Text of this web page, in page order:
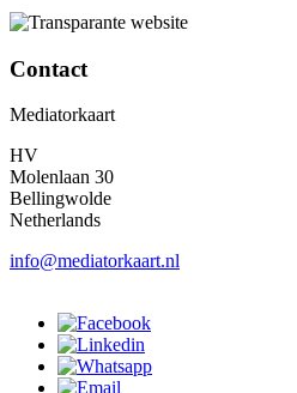
Contact
Mediatorkaart
HV
Molenlaan 30
Bellingwolde
Netherlands
info@mediatorkaart.nl